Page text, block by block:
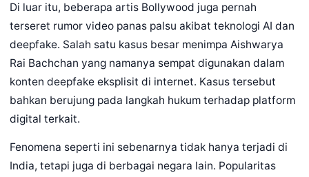
Di luar itu, beberapa artis Bollywood juga pernah
terseret rumor video panas palsu akibat teknologi AI dan
deepfake. Salah satu kasus besar menimpa Aishwarya
Rai Bachchan yang namanya sempat digunakan dalam
konten deepfake eksplisit di internet. Kasus tersebut
bahkan berujung pada langkah hukum terhadap platform
digital terkait.
Fenomena seperti ini sebenarnya tidak hanya terjadi di
India, tetapi juga di berbagai negara lain. Popularitas